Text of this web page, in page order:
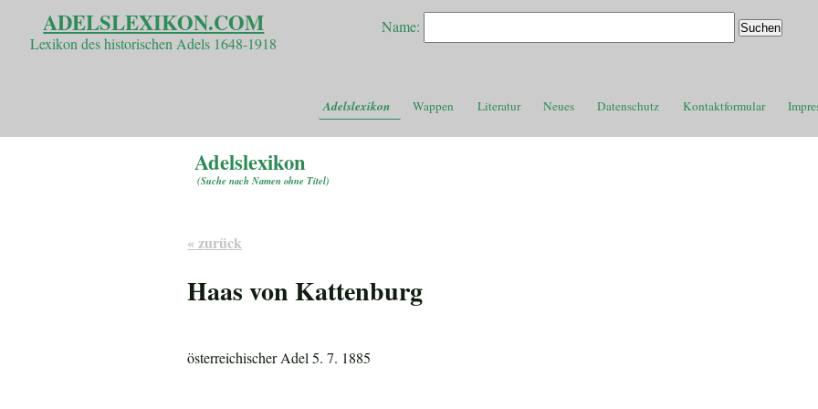
ADELSLEXIKON.COM
Lexikon des historischen Adels 1648-1918
Name:
Adelslexikon Wappen Literatur Neues Datenschutz Kontaktformular
Adelslexikon
(Suche nach Namen ohne Titel)
« zurück
Haas von Kattenburg
österreichischer Adel 5. 7. 1885